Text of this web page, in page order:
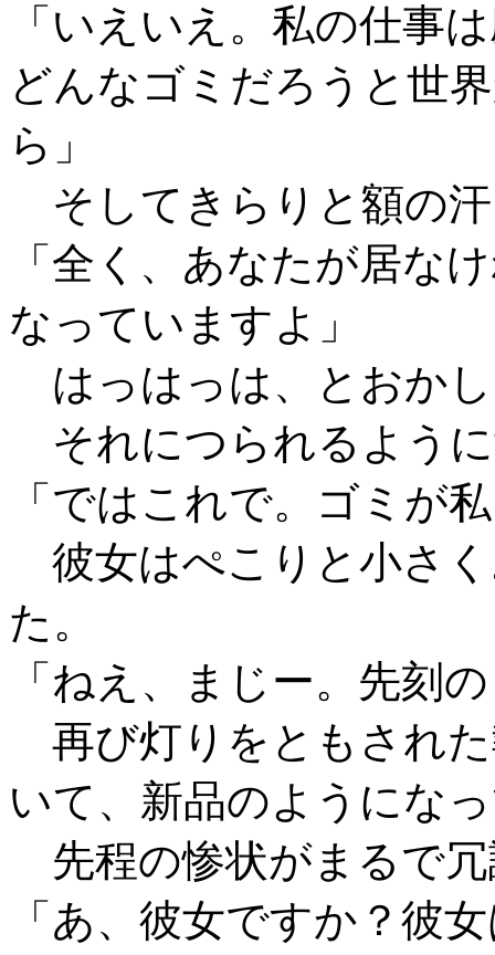
「いえいえ。私の仕事
どんなゴミだろうと世
ら」
そしてきらりと額の
「全く、あなたが居な
なっていますよ」
はっはっは、とおか
それにつられるよう
「ではこれで。ゴミが
彼女はぺこりと小さ
た。
「ねえ、まじー。先刻
再び灯りをともされ
いて、新品のようにな
先程の惨状がまるで
「あ、彼女ですか？彼